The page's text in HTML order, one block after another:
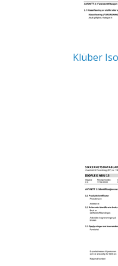
Klüber